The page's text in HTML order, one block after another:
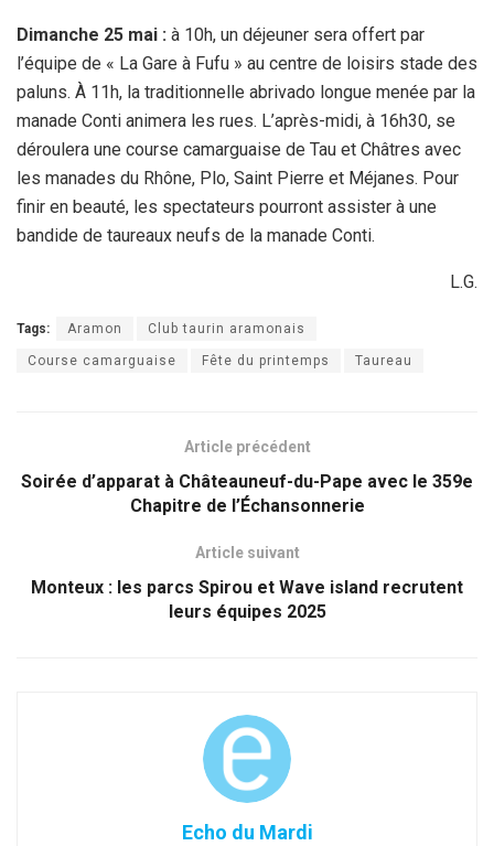
Dimanche 25 mai : à 10h, un déjeuner sera offert par
l’équipe de « La Gare à Fufu » au centre de loisirs stade des
paluns. À 11h, la traditionnelle abrivado longue menée par la
manade Conti animera les rues. L’après-midi, à 16h30, se
déroulera une course camarguaise de Tau et Châtres avec
les manades du Rhône, Plo, Saint Pierre et Méjanes. Pour
finir en beauté, les spectateurs pourront assister à une
bandide de taureaux neufs de la manade Conti.
L.G.
Tags: Aramon Club taurin aramonais
Course camarguaise Fête du printemps Taureau
Article précédent
Soirée d’apparat à Châteauneuf-du-Pape avec le 359e
Chapitre de l’Échansonnerie
Article suivant
Monteux : les parcs Spirou et Wave island recrutent
leurs équipes 2025
Echo du Mardi